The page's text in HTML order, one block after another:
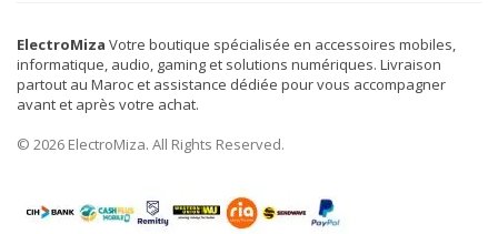
ElectroMiza Votre boutique spécialisée en accessoires mobiles,
informatique, audio, gaming et solutions numériques. Livraison
partout au Maroc et assistance dédiée pour vous accompagner
avant et après votre achat.
© 2026 ElectroMiza. All Rights Reserved.